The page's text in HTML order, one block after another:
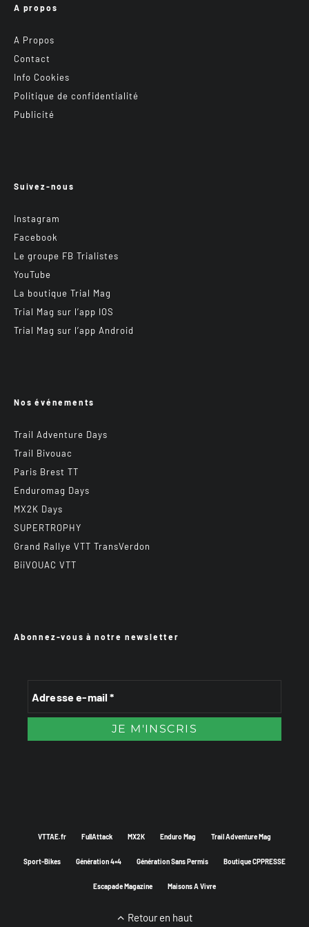
A propos
A Propos
Contact
Info Cookies
Politique de confidentialité
Publicité
Suivez-nous
Instagram
Facebook
Le groupe FB Trialistes
YouTube
La boutique Trial Mag
Trial Mag sur l’app IOS
Trial Mag sur l’app Android
Nos événements
Trail Adventure Days
Trail Bivouac
Paris Brest TT
Enduromag Days
MX2K Days
SUPERTROPHY
Grand Rallye VTT TransVerdon
BiiVOUAC VTT
Abonnez-vous à notre newsletter
VTTAE.fr FullAttack MX2K Enduro Mag Trail Adventure Mag
Sport-Bikes Génération 4×4 Génération Sans Permis Boutique CPPRESSE
Escapade Magazine Maisons A Vivre
Retour en haut